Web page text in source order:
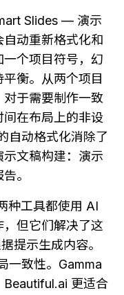
Slides — 演示
动重新格式化和
个项目符号，幻
衡。从两个项目
于需要制作一致
在布局上的非设
自动格式化消除了
文稿构建：演示
。
种工具都使用 AI
但它们解决了这
提示生成内容。
一致性。Gamma
Beautiful.ai 更适合